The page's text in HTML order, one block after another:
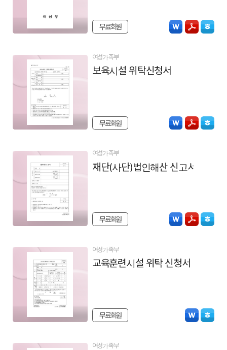
무료회원
여성가족부
보육시설 위탁신청서
무료회원
여성가족부
재단(사단)법인해산 신고서
무료회원
여성가족부
교육훈련시설 위탁 신청서
무료회원
여성가족부